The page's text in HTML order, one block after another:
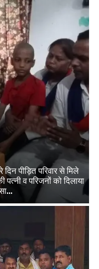
पीड़ित परिवार से मिले
व परिजनों को दिलाया